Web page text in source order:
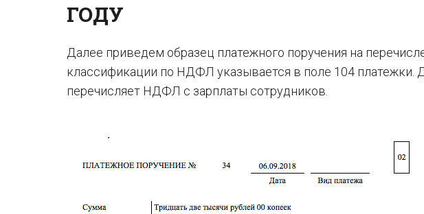
ГОДУ
Далее приведем образец платежного поручения на
классификации по НДФЛ указывается в поле 104 платежки.
перечисляет НДФЛ с зарплаты сотрудников.